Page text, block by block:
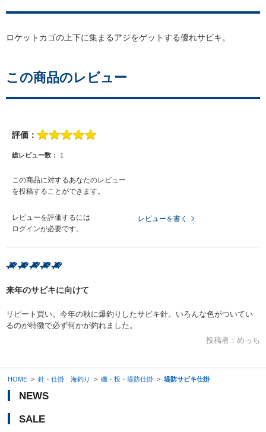
ロケットカゴの上下に集まるアジをゲットする優れサビキ。
この商品のレビュー
評価：
総レビュー数： 1
この商品に対するあなたのレビュー
を投稿することができます。
レビューを評価するには
ログインが必要です。
レビューを書く
来年のサビキに向けて
リピート買い。今年の秋に爆釣りしたサビキ針。いろんな色がついてい
るのが特徴で必ず何かが釣れました。
投稿者： めっち
HOME > 針・仕掛 海釣り > 磯・投・堤防仕掛 > 堤防サビキ仕掛
NEWS
SALE